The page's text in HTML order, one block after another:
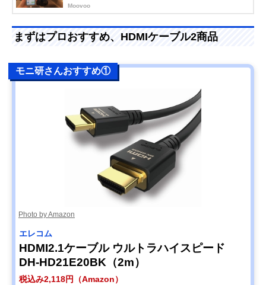
Moovoo
まずはプロおすすめ、HDMIケーブル2商品
モニ研さんおすすめ①
Photo by Amazon
エレコム
HDMI2.1ケーブル ウルトラハイスピード
DH-HD21E20BK（2m）
税込み2,118円（Amazon）